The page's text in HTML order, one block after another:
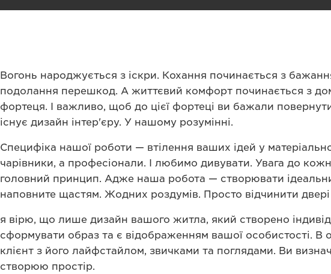
Вогонь народжується з іскри. Кохання починається з
подолання перешкод. А життєвий комфорт починається з
фортеця. І важливо, щоб до цієї фортеці ви бажали
існує дизайн інтер'єру. У нашому розумінні.
Специфіка нашої роботи — втілення ваших ідей у
чарівники, а професіонали. І любимо дивувати. Увага до
головний принцип. Адже наша робота — створювати
наповните щастям. Жодних роздумів. Просто відчинити
я вірю, що лише дизайн вашого житла, який створено
сформувати образ та є відображенням вашої особистості. В
клієнт з його лайфстайлом, звичками та поглядами. Ви
створюю простір.